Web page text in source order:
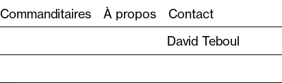
Commanditaires À propos Contact
David Teboul